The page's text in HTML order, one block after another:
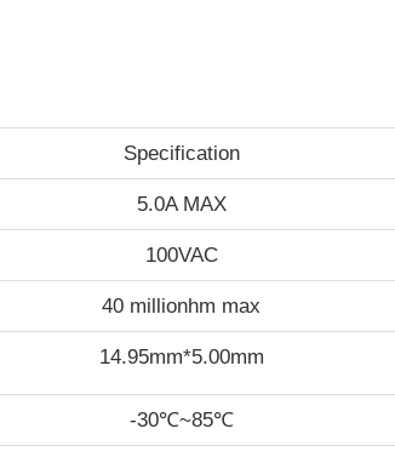
Specification
5.0A MAX
100VAC
40 millionhm max
14.95mm*5.00mm
-30℃~85℃